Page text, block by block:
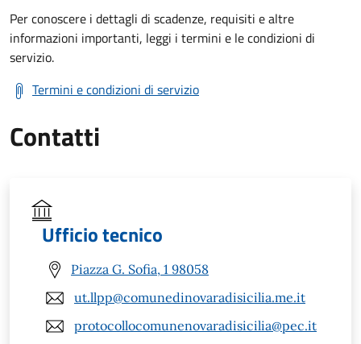
Per conoscere i dettagli di scadenze, requisiti e altre
informazioni importanti, leggi i termini e le condizioni di
servizio.
Termini e condizioni di servizio
Contatti
Ufficio tecnico
Piazza G. Sofia, 1 98058
ut.llpp@comunedinovaradisicilia.me.it
protocollocomunenovaradisicilia@pec.it